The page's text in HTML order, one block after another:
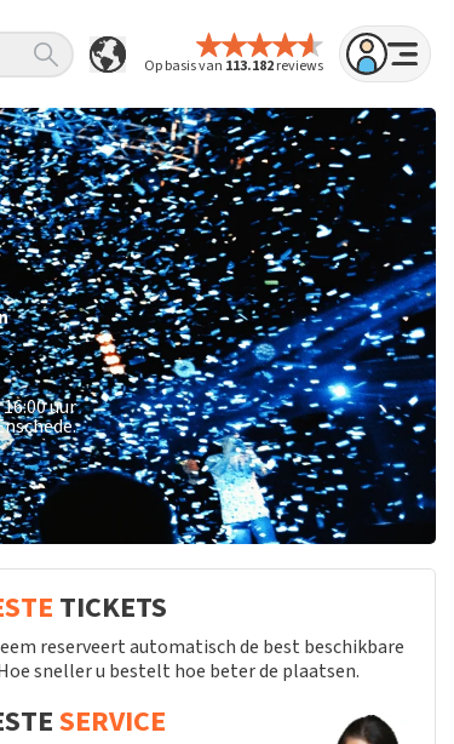
Op basis van 113.182reviews
uur
TICKETS
reserveert automatisch de best beschikbare
sneller u bestelt hoe beter de plaatsen.
SERVICE